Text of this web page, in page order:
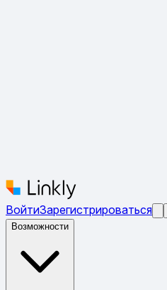
ВойтиЗарегистрироваться
Возможности